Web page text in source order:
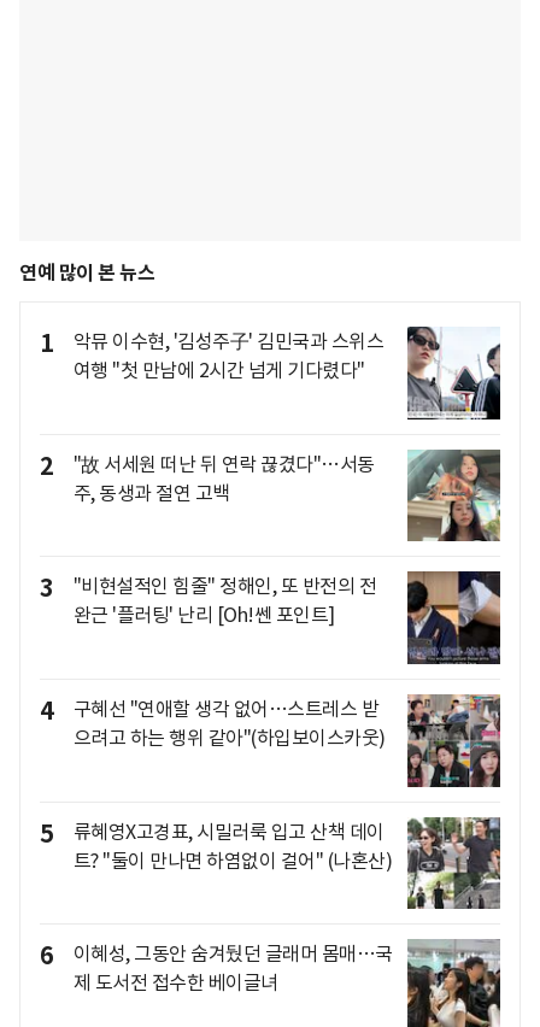
연예 많이 본 뉴스
1
악뮤 이수현, '김성주子' 김민국과 스위스
여행 "첫 만남에 2시간 넘게 기다렸다"
2
"故 서세원 떠난 뒤 연락 끊겼다"…서동
주, 동생과 절연 고백
3
"비현설적인 힘줄" 정해인, 또 반전의 전
완근 '플러팅' 난리 [Oh!쎈 포인트]
4
구혜선 "연애할 생각 없어…스트레스 받
으려고 하는 행위 같아"(하입보이스카웃)
5
류혜영X고경표, 시밀러룩 입고 산책 데이
트? "둘이 만나면 하염없이 걸어" (나혼산)
6
이혜성, 그동안 숨겨뒀던 글래머 몸매…국
제 도서전 접수한 베이글녀